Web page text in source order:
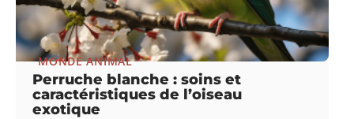
MONDE ANIMAL
Perruche blanche : soins et
caractéristiques de l’oiseau
exotique